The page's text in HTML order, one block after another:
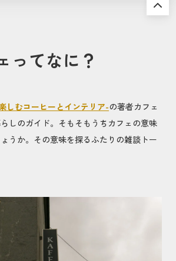
ってなに？
しむコーヒーとインテリア-の著者カフェ
しのガイド。そもそもうちカフェの意味
うか。その意味を探るふたりの雑談トー